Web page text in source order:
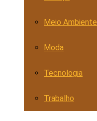
Meio Ambiente
Moda
Tecnologia
Trabalho